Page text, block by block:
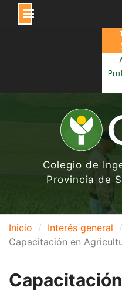
Colegio de
Provincia de
Inicio
Interés general
Capacitación en